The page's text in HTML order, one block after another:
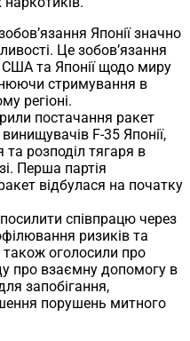
Японії значно
Це зобов’язання
та Японії щодо миру
стримування в
регіоні.
постачання ракет
F-35 Японії,
розподіл тягаря в
Перша партія
відбулася на початку
співпрацю через
ризиків та
оголосили про
про взаємну допомогу в
запобігання,
порушень митного